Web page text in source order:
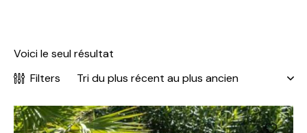
Voici le seul résultat
Filters